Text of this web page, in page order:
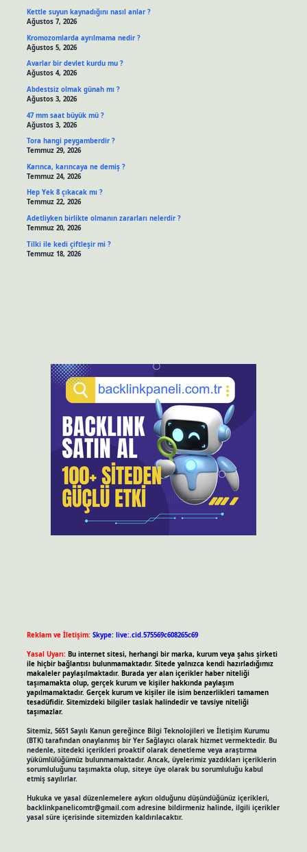
Kettle suyun kaynadığını nasıl anlar ?
Ağustos 7, 2026
Kromozomlarda ayrılmama nedir ?
Ağustos 5, 2026
Avarlar bir devlet kurdu mu ?
Ağustos 4, 2026
Abdestsiz olmak günah mı ?
Ağustos 3, 2026
47 mm saat büyük mü ?
Ağustos 3, 2026
Tora hangi peygamberdir ?
Temmuz 29, 2026
Karınca, karıncaya ne demiş ?
Temmuz 24, 2026
Hep Yek 8 çıkacak mı ?
Temmuz 22, 2026
Adetliyken birlikte olmanın zararları nelerdir ?
Temmuz 20, 2026
Tilki ile kedi çiftleşir mi ?
Temmuz 18, 2026
Reklam ve İletişim: Skype: live:.cid.575569c608265c69
Yasal Uyarı: Bu internet sitesi, herhangi bir marka, kurum veya şahıs şirketi
ile hiçbir bağlantısı bulunmamaktadır. Sitede yalnızca kendi hazırladığımız
makaleler paylaşılmaktadır. Burada yer alan içerikler haber niteliği
taşımamakta olup, gerçek kurum ve kişiler hakkında paylaşım
yapılmamaktadır. Gerçek kurum ve kişiler ile isim benzerlikleri tamamen
tesadüfidir. Sitemizdeki bilgiler taslak halindedir ve tavsiye niteliği
taşımazlar.
Sitemiz, 5651 Sayılı Kanun gereğince Bilgi Teknolojileri ve İletişim Kurumu
(BTK) tarafından onaylanmış bir Yer Sağlayıcı olarak hizmet vermektedir. Bu
nedenle, sitedeki içerikleri proaktif olarak denetleme veya araştırma
yükümlülüğümüz bulunmamaktadır. Ancak, üyelerimiz yazdıkları içeriklerin
sorumluluğunu taşımakta olup, siteye üye olarak bu sorumluluğu kabul
etmiş sayılırlar.
Hukuka ve yasal düzenlemelere aykırı olduğunu düşündüğünüz içerikleri,
backlinkpanelicomtr@gmail.comadresine bildirmeniz halinde, ilgili içerikler
yasal süre içerisinde sitemizden kaldırılacaktır.